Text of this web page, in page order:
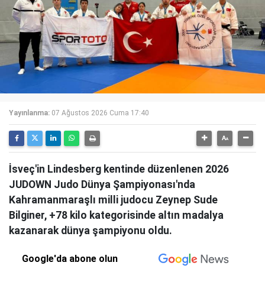
Yayınlanma: 07 Ağustos 2026 Cuma 17:40
İsveç'in Lindesberg kentinde düzenlenen 2026
JUDOWN Judo Dünya Şampiyonası'nda
Kahramanmaraşlı milli judocu Zeynep Sude
Bilginer, +78 kilo kategorisinde altın madalya
kazanarak dünya şampiyonu oldu.
Google'da abone olun